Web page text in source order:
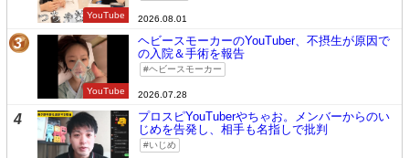
YouTube 2026.08.01
3
YouTube
ヘビースモーカーのYouTuber、不摂生が原因で
の入院＆手術を報告
ヘビースモーカー
2026.07.28
4
プロスピYouTuberやちゃお。メンバーからのい
じめを告発し、相手も名指しで批判
いじめ